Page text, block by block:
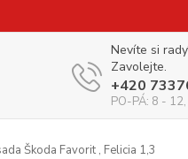
Nevíte si
Zavolejte.
+420
PO-PÁ: 8 -
Škoda Favorit , Felicia 1,3